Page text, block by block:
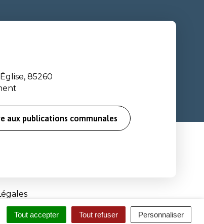
Tout accepter Tout refuser Personnaliser
85260
aux publications communales